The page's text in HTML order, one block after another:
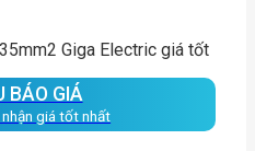
Giga Electric giá tốt
BÁO GIÁ
nhận giá tốt nhất